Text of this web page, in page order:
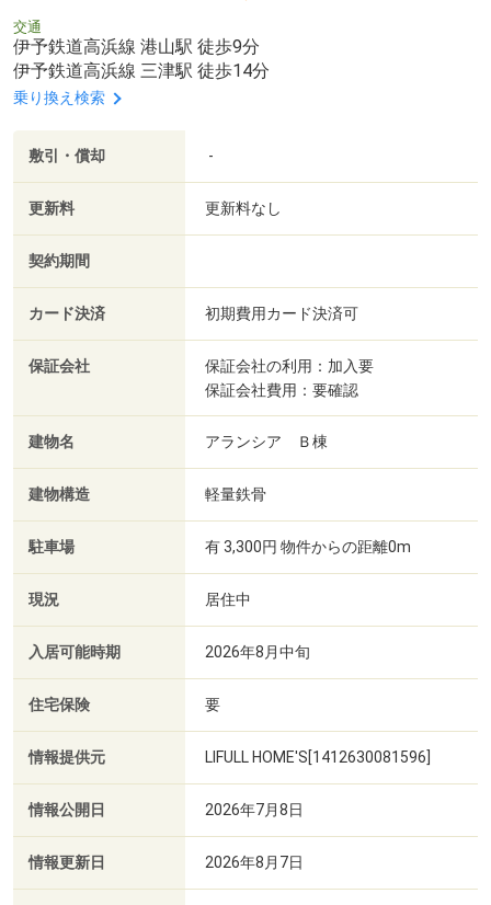
交通
伊予鉄道高浜線 港山駅 徒歩9分
伊予鉄道高浜線 三津駅 徒歩14分
乗り換え検索
敷引・償却 -
更新料 更新料なし
契約期間
カード決済 初期費用カード決済可
保証会社
保証会社の利用：加入要
保証会社費用：要確認
建物名 アランシア Ｂ棟
建物構造 軽量鉄骨
駐車場 有 3,300円 物件からの距離0m
現況 居住中
入居可能時期 2026年8月中旬
住宅保険 要
情報提供元 LIFULL HOME'S[1412630081596]
情報公開日 2026年7月8日
情報更新日 2026年8月7日